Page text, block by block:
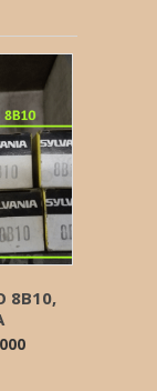
8B10,